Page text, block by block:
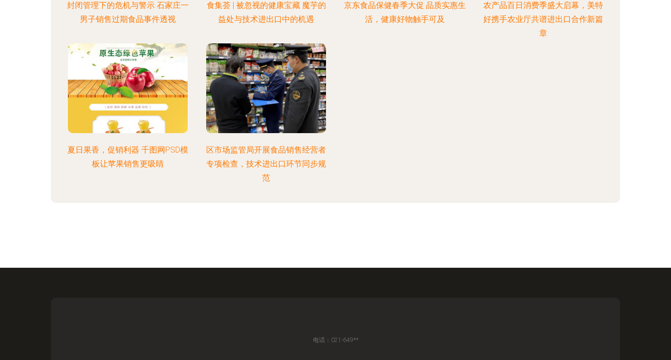
封闭管理下的危机与警示 石家庄一
男子销售过期食品事件透视
食集荟 | 被忽视的健康宝藏 魔芋的
益处与技术进出口中的机遇
京东食品保健春季大促 品质实惠生
活，健康好物触手可及
农产品百日消费季盛大启幕，美特
好携手农业厅共谱进出口合作新篇
章
夏日果香，促销利器 千图网PSD模
板让苹果销售更吸睛
区市场监管局开展食品销售经营者
专项检查，技术进出口环节同步规
范
电话：021-649**